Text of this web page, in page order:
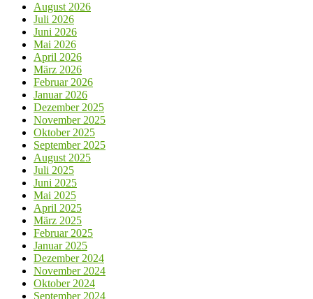
August 2026
Juli 2026
Juni 2026
Mai 2026
April 2026
März 2026
Februar 2026
Januar 2026
Dezember 2025
November 2025
Oktober 2025
September 2025
August 2025
Juli 2025
Juni 2025
Mai 2025
April 2025
März 2025
Februar 2025
Januar 2025
Dezember 2024
November 2024
Oktober 2024
September 2024